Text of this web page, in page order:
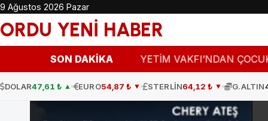
9 Ağustos 2026 Pazar
ORDU YENİ HABER
SON DAKİKA
YETİM VAKFI’NDAN
DOLAR47,61 ₺ ▲ EURO54,87 ₺ ▼ STERLİN64,12 ₺ ▼ G.ALTIN